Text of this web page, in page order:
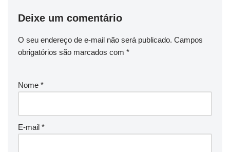
Deixe um comentário
O seu endereço de e-mail não será publicado. Campos
obrigatórios são marcados com *
Nome *
E-mail *